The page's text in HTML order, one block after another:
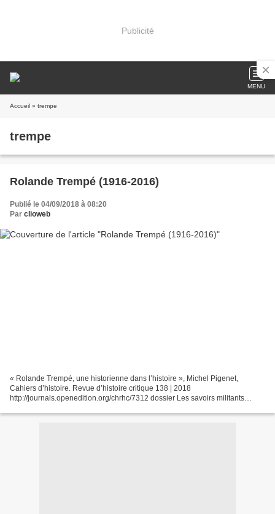
Publicité
MENU
Accueil » trempe
trempe
Rolande Trempé (1916-2016)
Publié le 04/09/2018 à 08:20
Par clioweb
« Rolande Trempé, une historienne dans l’histoire », Michel Pigenet,
Cahiers d’histoire. Revue d’histoire critique 138 | 2018
http://journals.openedition.org/chrhc/7312 dossier Les savoirs militants